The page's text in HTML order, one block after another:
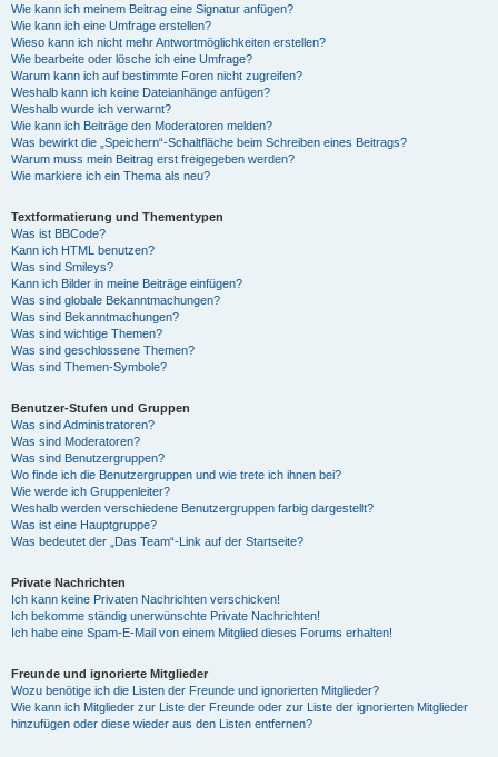
Wie kann ich meinem Beitrag eine Signatur anfügen?
Wie kann ich eine Umfrage erstellen?
Wieso kann ich nicht mehr Antwortmöglichkeiten erstellen?
Wie bearbeite oder lösche ich eine Umfrage?
Warum kann ich auf bestimmte Foren nicht zugreifen?
Weshalb kann ich keine Dateianhänge anfügen?
Weshalb wurde ich verwarnt?
Wie kann ich Beiträge den Moderatoren melden?
Was bewirkt die „Speichern“-Schaltfläche beim Schreiben eines Beitrags?
Warum muss mein Beitrag erst freigegeben werden?
Wie markiere ich ein Thema als neu?
Textformatierung und Thementypen
Was ist BBCode?
Kann ich HTML benutzen?
Was sind Smileys?
Kann ich Bilder in meine Beiträge einfügen?
Was sind globale Bekanntmachungen?
Was sind Bekanntmachungen?
Was sind wichtige Themen?
Was sind geschlossene Themen?
Was sind Themen-Symbole?
Benutzer-Stufen und Gruppen
Was sind Administratoren?
Was sind Moderatoren?
Was sind Benutzergruppen?
Wo finde ich die Benutzergruppen und wie trete ich ihnen bei?
Wie werde ich Gruppenleiter?
Weshalb werden verschiedene Benutzergruppen farbig dargestellt?
Was ist eine Hauptgruppe?
Was bedeutet der „Das Team“-Link auf der Startseite?
Private Nachrichten
Ich kann keine Privaten Nachrichten verschicken!
Ich bekomme ständig unerwünschte Private Nachrichten!
Ich habe eine Spam-E-Mail von einem Mitglied dieses Forums erhalten!
Freunde und ignorierte Mitglieder
Wozu benötige ich die Listen der Freunde und ignorierten Mitglieder?
Wie kann ich Mitglieder zur Liste der Freunde oder zur Liste der ignorierten Mitglieder
hinzufügen oder diese wieder aus den Listen entfernen?